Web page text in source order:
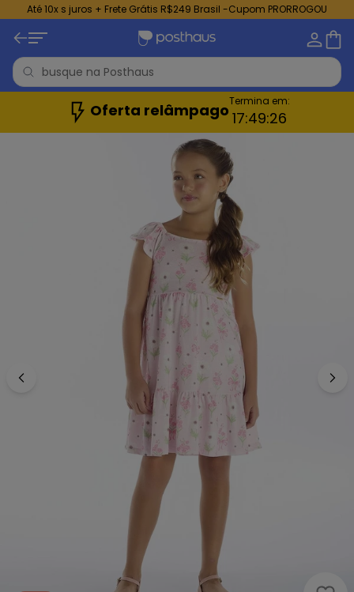
Até 10x s juros + Frete Grátis R$249 Brasil -Cupom PRORROGOU
Oferta relâmpagoTermina em:
17:49:24